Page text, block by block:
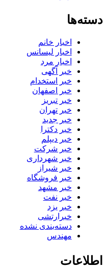
دسته‌ها
اخبار خانم
اخبار لیسانس
اخبار مرد
خبر آگهی
خبر استخدام
خبر اصفهان
خبر تبریز
خبر تهران
خبر جدید
خبر دکترا
خبر دیپلم
خبر شرکت
خبر شهرداری
خبر شیراز
خبر فروشگاه
خبر مشهد
خبر نفت
خبر یزد
خبرارتشی
دسته‌بندی نشده
مهندس
اطلاعات